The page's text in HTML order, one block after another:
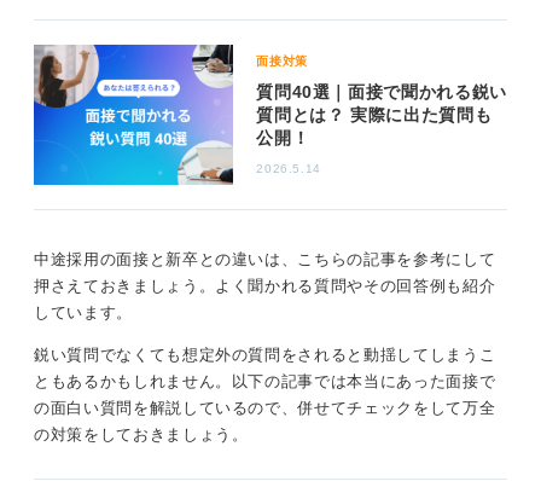
これらの質問は、単に困らせようとしているのではな
く、あなたの思考力や対応力、自社への理解度などを見
極めようとしています。そのため、事前に回答を用意し
ておき、当日答えられないという場面がないようにして
おきましょう。
焦りは禁物！ 前向きな姿勢で答えることが重要
正確に理解することです。もし意図が掴みにくい場合
は、「〇〇という理解でよろしいでしょうか？ 」と確認
してもかまいません。
そして、焦らず少し考える時間をもらい、正直かつ具体
的に回答しましょう。
また回答の流れとしては、たとえば失敗談を話す場合、
面接対策
質問40選｜面接で聞かれる鋭い
質問とは？ 実際に出た質問も
公開！
2026.5.14
中途採用の面接と新卒との違いは、こちらの記事を参考にして
押さえておきましょう。よく聞かれる質問やその回答例も紹介
しています。
鋭い質問でなくても想定外の質問をされると動揺してしまうこ
ともあるかもしれません。以下の記事では本当にあった面接で
の面白い質問を解説しているので、併せてチェックをして万全
の対策をしておきましょう。